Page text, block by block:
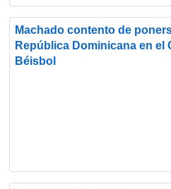
Machado contento de
República Dominicana en el
Béisbol